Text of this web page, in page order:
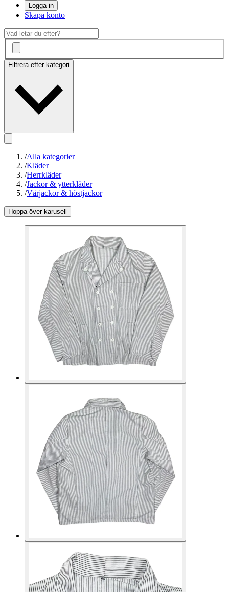
Logga in
Skapa konto
Filtrera efter kategori
/Alla kategorier
/Kläder
/Herrkläder
/Jackor & ytterkläder
/Vårjackor & höstjackor
Hoppa över karusell